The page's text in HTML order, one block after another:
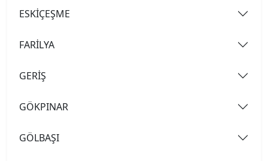
ESKİÇEŞME
FARİLYA
GERİŞ
GÖKPINAR
GÖLBAŞI